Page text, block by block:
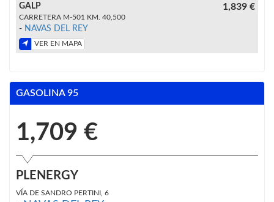
GALP
CARRETERA M-501 KM. 40,500
- NAVAS DEL REY
VER EN MAPA
1,839 €
GASOLINA 95
1,709 €
PLENERGY
VÍA DE SANDRO PERTINI, 6